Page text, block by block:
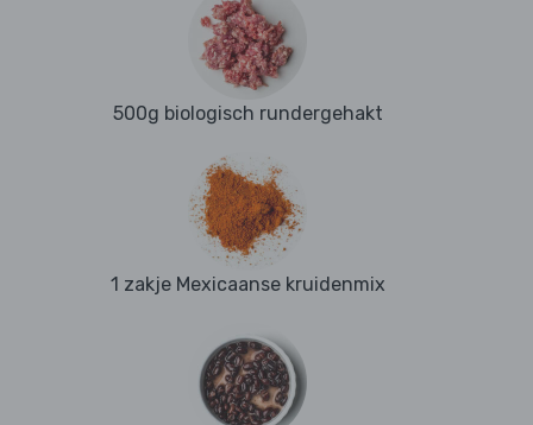
500g biologisch rundergehakt
1 zakje Mexicaanse kruidenmix